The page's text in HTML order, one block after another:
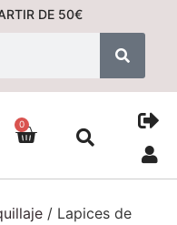
DE 50€
0
/ Lapices de